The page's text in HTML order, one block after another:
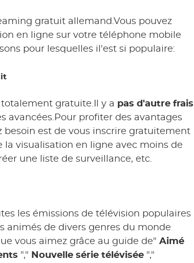
gratuit allemand.Vous pouvez
en ligne sur votre téléphone mobile
pour lesquelles il'est si populaire:
gratuite.Il y a pas d'autre frais
avancées.Pour profiter des avantages
est de vous inscrire gratuitement
la visualisation en ligne avec moins de
une liste de surveillance, etc.
les émissions de télévision populaires
animés de divers genres du monde
vous aimez grâce au guide de" Aimé
"," Nouvelle série télévisée ","